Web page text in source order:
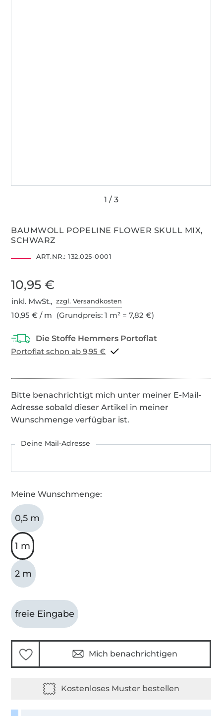
BAUMWOLL POPELINE FLOWER SKULL MIX,
SCHWARZ
ART.NR.: 132.025-0001
10,95 €
inkl. MwSt.,zzgl. Versandkosten
10,95 € / m (Grundpreis: 1 m² = 7,82 €)
Portoflat schon ab 9,95 €
Bitte benachrichtigt mich unter meiner E-Mail-
Adresse sobald dieser Artikel in meiner
Wunschmenge verfügbar ist.
Deine Mail-Adresse
Meine Wunschmenge:
0,5 m
1 m
2 m
freie Eingabe
Mich benachrichtigen